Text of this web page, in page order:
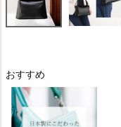
おすすめ